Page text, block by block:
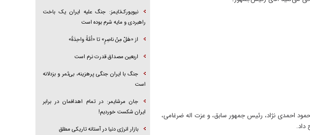
احمدی نژاد، رئیس جمهور سابق، و عزت اله ضرغامی،
داد.
نیویورک‌تایمز: جنگ علیه ایران یک باخت
راهبردی و مایه شرم بوده است
از «هَلْ مِنْ ناصِرٍ» تا «اُمَّةً واحِدَةً»
اربعین مصداق قدرت نرم است
جنگ با ایران جنگی پرهزینه، بی‌ثمر و بزدلانه
است
جان مرشایمر: در تمام اهدافمان در برابر
ایران شکست خوردیم!
بازار انرژی دنیا در آستانه تاریکی مطلق